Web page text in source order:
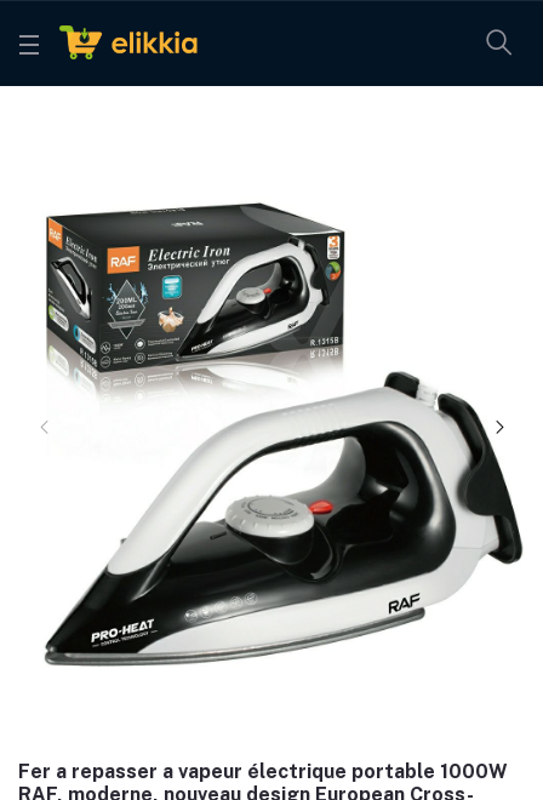
Fer a repasser a vapeur électrique portable 1000W
RAF, moderne, nouveau design European Cross-